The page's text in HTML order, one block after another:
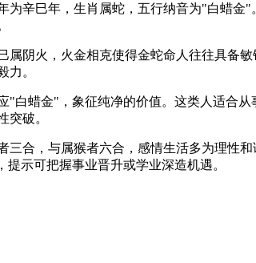
为辛巳年，生肖属蛇，五行纳音为"白蜡
属阴火，火金相克使得金蛇命人往往具备
力。
"白蜡金"，象征纯净的价值。这类人适合
突破。
三合，与属猴者六合，感情生活多为理性
示可把握事业晋升或学业深造机遇。